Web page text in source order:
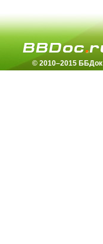
© 2010–2015 ББДок